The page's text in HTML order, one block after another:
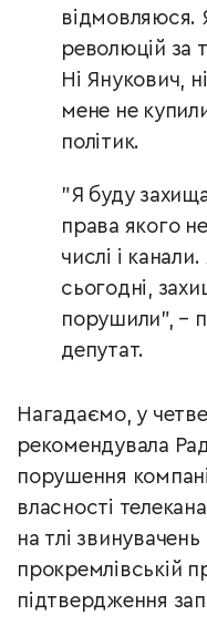
відмовляюся.
революцій за
Ні Янукович,
мене не
політик.
"Я буду
права якого
числі і
сьогодні,
порушили", –
депутат.
Нагадаємо, у
рекомендувала
порушення
власності
на тлі
прокремлівській
підтвердження